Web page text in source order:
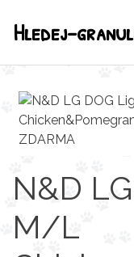
Hledej-
N&D
M/L